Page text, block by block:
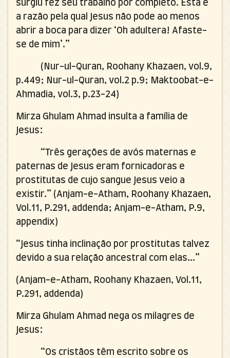
surgiu fez seu trabalho por completo. Esta é
a razão pela qual Jesus não pode ao menos
abrir a boca para dizer ‘Oh adultera! Afaste-
se de mim’.”
(Nur-ul-Quran, Roohany Khazaen, vol.9,
p.449; Nur-ul-Quran, vol.2 p.9; Maktoobat-e-
Ahmadia, vol.3, p.23-24)
Mirza Ghulam Ahmad insulta a família de
Jesus:
“Três gerações de avós maternas e
paternas de Jesus eram fornicadoras e
prostitutas de cujo sangue Jesus veio a
existir.” (Anjam-e-Atham, Roohany Khazaen,
Vol.11, P.291, addenda; Anjam-e-Atham, P.9,
appendix)
“Jesus tinha inclinação por prostitutas talvez
devido a sua relação ancestral com elas...”
(Anjam-e-Atham, Roohany Khazaen, Vol.11,
P.291, addenda)
Mirza Ghulam Ahmad nega os milagres de
Jesus:
“Os cristãos têm escrito sobre os